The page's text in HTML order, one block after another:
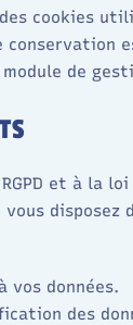
cookies
conservation
de
et à la
disposez
vos données.
des